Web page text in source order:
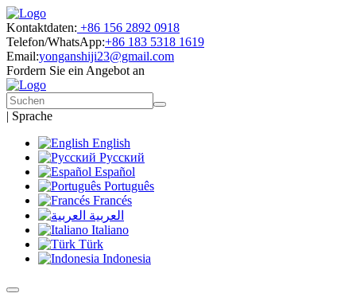
Kontaktdaten: +86 156 2892 0918
Telefon/WhatsApp:+86 183 5318 1619
Email:yonganshiji23@gmail.com
Fordern Sie ein Angebot an
| Sprache
English
Русский
Español
Português
Francés
العربية
Italiano
Türk
Indonesia